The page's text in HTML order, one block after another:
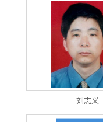
刘志义